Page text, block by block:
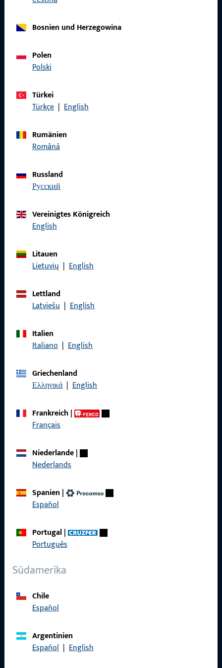
Bosnien und Herzegowina
Polen
Polski
Türkei
Türkçe | English
Rumänien
Română
Russland
русский
Vereinigtes Königreich
English
Litauen
Lietuvių | English
Lettland
Latviešu | English
Italien
Italiano | English
Griechenland
Ελληνικά | English
Frankreich|
Français
Niederlande|
Nederlands
Spanien |
Español
Portugal|
Português
Südamerika
Chile
Español
Argentinien
Español | English
Über Uns
Produktkatalog
Kontakt aufnehmen
ProPoint-Serviceportal
Indu­s­triestr. 12
Kontakt aufnehmen